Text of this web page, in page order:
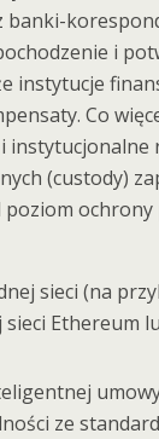
banki-
i
instytucje
Co
instytucjonalne
(custody)
ochrony
sieci (na
Ethereum
ze